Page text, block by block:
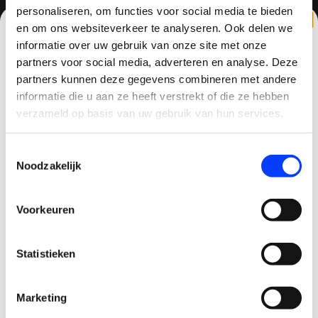
personaliseren, om functies voor social media te bieden
en om ons websiteverkeer te analyseren. Ook delen we
informatie over uw gebruik van onze site met onze
partners voor social media, adverteren en analyse. Deze
partners kunnen deze gegevens combineren met andere
informatie die u aan ze heeft verstrekt of die ze hebben
verzameld op basis van uw gebruik van hun services.
Noodzakelijk
Voorkeuren
Statistieken
Marketing
Contactgegevens
Haagsittarderweg 27
Sittard, Nederland
+31634786988
CLAIM KORTING OP JE EERSTE
BESTELLING!